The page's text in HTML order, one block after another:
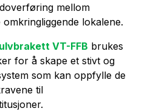
mellom
lokalene.
VT-FFB brukes
for å skape et stivt og
som kan oppfylle de
til